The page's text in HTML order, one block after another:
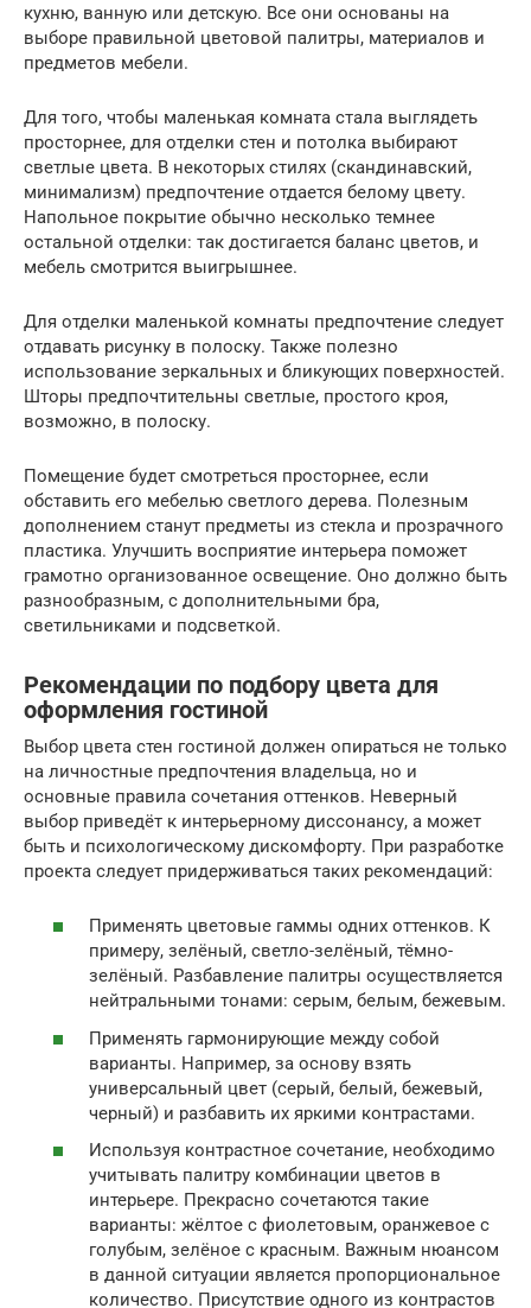
кухню, ванную или детскую. Все они основаны на
выборе правильной цветовой палитры, материалов и
предметов мебели.
Для того, чтобы маленькая комната стала выглядеть
просторнее, для отделки стен и потолка выбирают
светлые цвета. В некоторых стилях (скандинавский,
минимализм) предпочтение отдается белому цвету.
Напольное покрытие обычно несколько темнее
остальной отделки: так достигается баланс цветов, и
мебель смотрится выигрышнее.
Для отделки маленькой комнаты предпочтение следует
отдавать рисунку в полоску. Также полезно
использование зеркальных и бликующих поверхностей.
Шторы предпочтительны светлые, простого кроя,
возможно, в полоску.
Помещение будет смотреться просторнее, если
обставить его мебелью светлого дерева. Полезным
дополнением станут предметы из стекла и прозрачного
пластика. Улучшить восприятие интерьера поможет
грамотно организованное освещение. Оно должно быть
разнообразным, с дополнительными бра,
светильниками и подсветкой.
Рекомендации по подбору цвета для
оформления гостиной
Выбор цвета стен гостиной должен опираться не только
на личностные предпочтения владельца, но и
основные правила сочетания оттенков. Неверный
выбор приведёт к интерьерному диссонансу, а может
быть и психологическому дискомфорту. При разработке
проекта следует придерживаться таких рекомендаций:
Применять цветовые гаммы одних оттенков. К
примеру, зелёный, светло-зелёный, тёмно-
зелёный. Разбавление палитры осуществляется
нейтральными тонами: серым, белым, бежевым.
Применять гармонирующие между собой
варианты. Например, за основу взять
универсальный цвет (серый, белый, бежевый,
черный) и разбавить их яркими контрастами.
Используя контрастное сочетание, необходимо
учитывать палитру комбинации цветов в
интерьере. Прекрасно сочетаются такие
варианты: жёлтое с фиолетовым, оранжевое с
голубым, зелёное с красным. Важным нюансом
в данной ситуации является пропорциональное
количество. Присутствие одного из контрастов